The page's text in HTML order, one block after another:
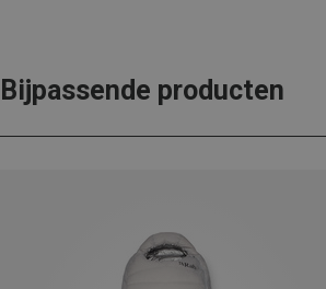
Bijpassende producten